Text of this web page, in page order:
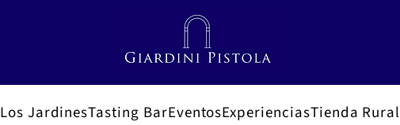
Los JardinesTasting BarEventosExperienciasTienda Rural